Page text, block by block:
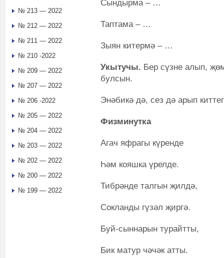
Сындырма – …
Таптама – …
Зыян китермә – …
Укытучы. Бер сүзне алып,
булсын.
Энәбикә дә, сез дә арып
Физминутка
Агач яфрагы күренде
Һәм кояшка үрелде.
Тибрәнде талгын җилдә,
Сокланды гүзәл җиргә.
Буй-сыннарын турайтты,
Бик матур чәчәк атты.
№ 213 — 2022
№ 212 — 2022
№ 211 — 2022
№ 210 -2022
№ 209 — 2022
№ 207 — 2022
№ 206 -2022
№ 205 — 2022
№ 204 — 2022
№ 203 — 2022
№ 202 — 2022
№ 200 — 2022
№ 199 — 2022